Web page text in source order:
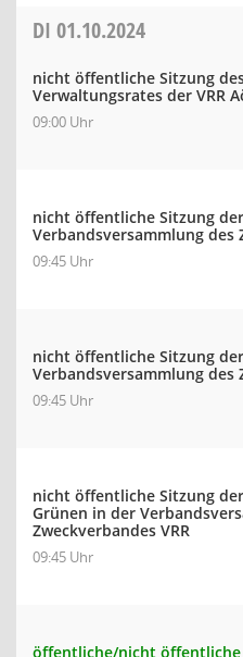
DI 01.10.2024
nicht öffentliche Sitzung
Verwaltungsrates der VRR
09:00 Uhr
nicht öffentliche Sitzung
Verbandsversammlung des
09:45 Uhr
nicht öffentliche Sitzung
Verbandsversammlung des
09:45 Uhr
nicht öffentliche Sitzung
Grünen in der
Zweckverbandes VRR
09:45 Uhr
öffentliche/nicht öffentliche